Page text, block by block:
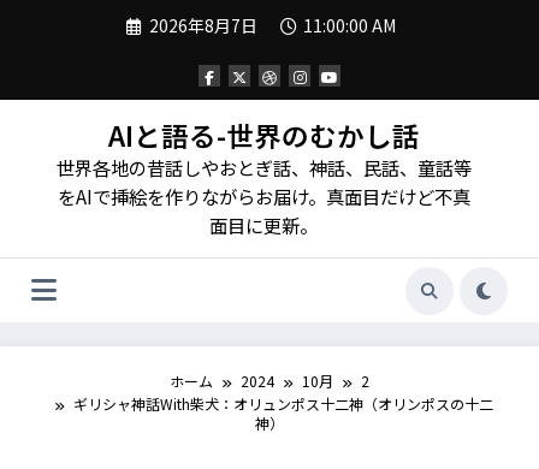
ツ
2026年8月7日 11:00:03 AM
AIと語る-世界のむかし話
世界各地の昔話しやおとぎ話、神話、民話、童話等
をAIで挿絵を作りながらお届け。真面目だけど不真
面目に更新。
ホーム 2024 10月
2
ギリシャ神話With柴犬：オリュンポス十二神（オリンポスの十二
神）